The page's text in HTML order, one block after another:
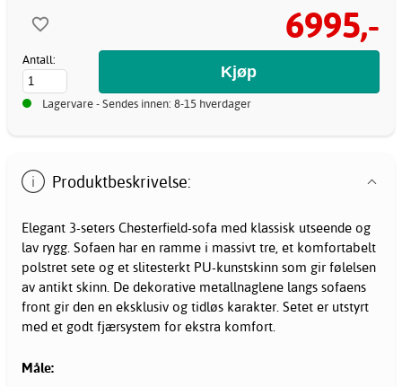
6995,-
Antall:
Lagervare - Sendes innen: 8-15 hverdager
Produktbeskrivelse:
Elegant 3-seters Chesterfield-sofa med klassisk utseende og
lav rygg. Sofaen har en ramme i massivt tre, et komfortabelt
polstret sete og et slitesterkt PU-kunstskinn som gir følelsen
av antikt skinn. De dekorative metallnaglene langs sofaens
front gir den en eksklusiv og tidløs karakter. Setet er utstyrt
med et godt fjærsystem for ekstra komfort.
Måle: